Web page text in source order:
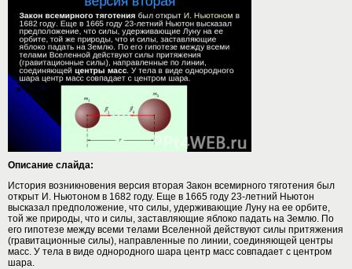
Описание слайда:
История возникновения версия вторая Закон всемирного тяготения был
открыт И. Ньютоном в 1682 году. Еще в 1665 году 23-летний Ньютон
высказал предположение, что силы, удерживающие Луну на ее орбите,
той же природы, что и силы, заставляющие яблоко падать на Землю. По
его гипотезе между всеми телами Вселенной действуют силы притяжения
(гравитационные силы), направленные по линии, соединяющей центры
масс. У тела в виде однородного шара центр масс совпадает с центром
шара.